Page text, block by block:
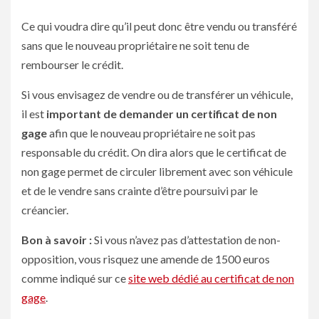
Ce qui voudra dire qu’il peut donc être vendu ou transféré
sans que le nouveau propriétaire ne soit tenu de
rembourser le crédit.
Si vous envisagez de vendre ou de transférer un véhicule,
il est important de demander un certificat de non
gageafin que le nouveau propriétaire ne soit pas
responsable du crédit. On dira alors que le certificat de
non gage permet de circuler librement avec son véhicule
et de le vendre sans crainte d’être poursuivi par le
créancier.
Bon à savoir :Si vous n’avez pas d’attestation de non-
opposition, vous risquez une amende de 1500 euros
comme indiqué sur cesite web dédié au certificat de non
gage.